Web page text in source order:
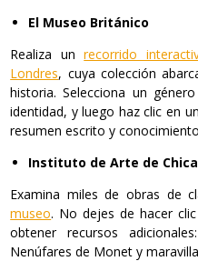
El Museo Británico
Realiza unrecorrido
Londres, cuya colección
historia. Selecciona un
identidad, y luego haz clic en
resumen escrito y
Instituto de Arte de
Examina miles de obras de
museo. No dejes de hacer
obtener recursos
Nenúfares de Monet y